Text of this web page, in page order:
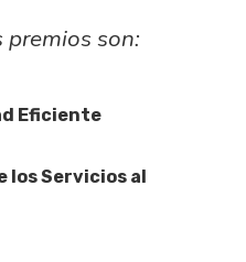
premios son:
Eficiente
los Servicios al